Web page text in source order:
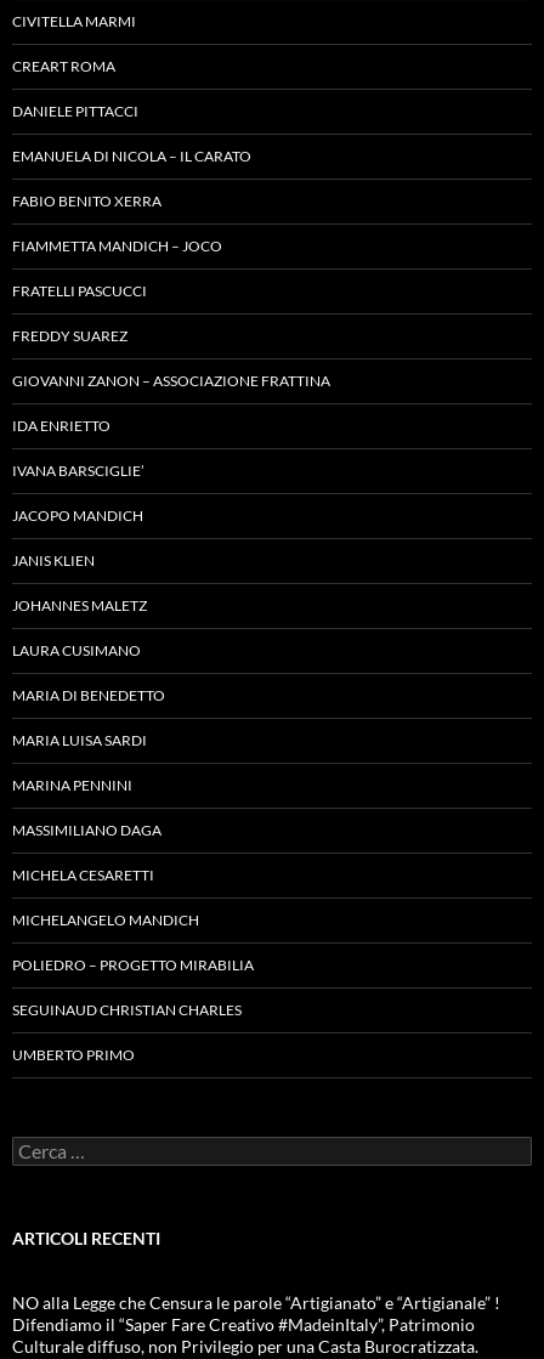
CIVITELLA MARMI
CREART ROMA
DANIELE PITTACCI
EMANUELA DI NICOLA – IL CARATO
FABIO BENITO XERRA
FIAMMETTA MANDICH – JOCO
FRATELLI PASCUCCI
FREDDY SUAREZ
GIOVANNI ZANON – ASSOCIAZIONE FRATTINA
IDA ENRIETTO
IVANA BARSCIGLIE’
JACOPO MANDICH
JANIS KLIEN
JOHANNES MALETZ
LAURA CUSIMANO
MARIA DI BENEDETTO
MARIA LUISA SARDI
MARINA PENNINI
MASSIMILIANO DAGA
MICHELA CESARETTI
MICHELANGELO MANDICH
POLIEDRO – PROGETTO MIRABILIA
SEGUINAUD CHRISTIAN CHARLES
UMBERTO PRIMO
Ricerca
per:
ARTICOLI RECENTI
NO alla Legge che Censura le parole “Artigianato” e “Artigianale” !
Difendiamo il “Saper Fare Creativo #MadeinItaly”, Patrimonio
Culturale diffuso, non Privilegio per una Casta Burocratizzata.